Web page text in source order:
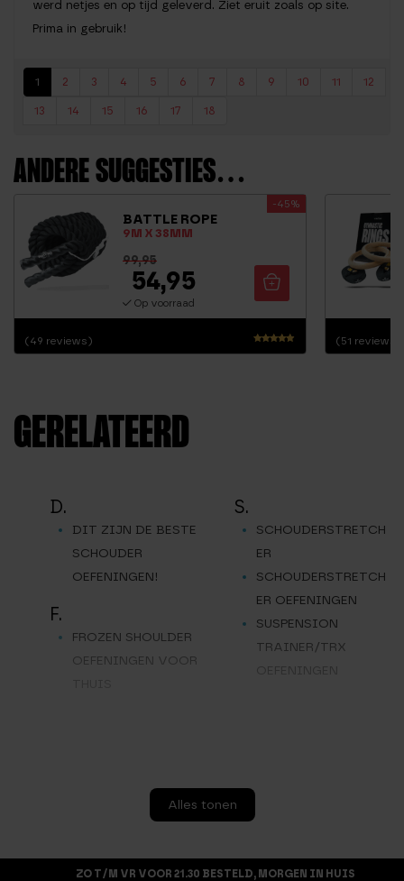
werd netjes en op tijd geleverd. Ziet eruit zoals op site.
Prima in gebruik!
1 2 3 4 5 6 7 8 9 10 11 12
13 14 15 16 17 18
ANDERE SUGGESTIES…
BATTLE ROPE
9M X 38MM
-45%
Waardering
(49 reviews)
99,95
54,95
Op voorraad
(51 reviews)
GERELATEERD
D.
DIT ZIJN DE BESTE
SCHOUDER
OEFENINGEN!
F.
FROZEN SHOULDER
OEFENINGEN VOOR
S.
SCHOUDERSTRETCH
ER
SCHOUDERSTRETCH
ER OEFENINGEN
SUSPENSION
TRAINER/TRX
Alles tonen
ZO T/M VR VOOR 21.30 BESTELD, MORGEN IN HUIS